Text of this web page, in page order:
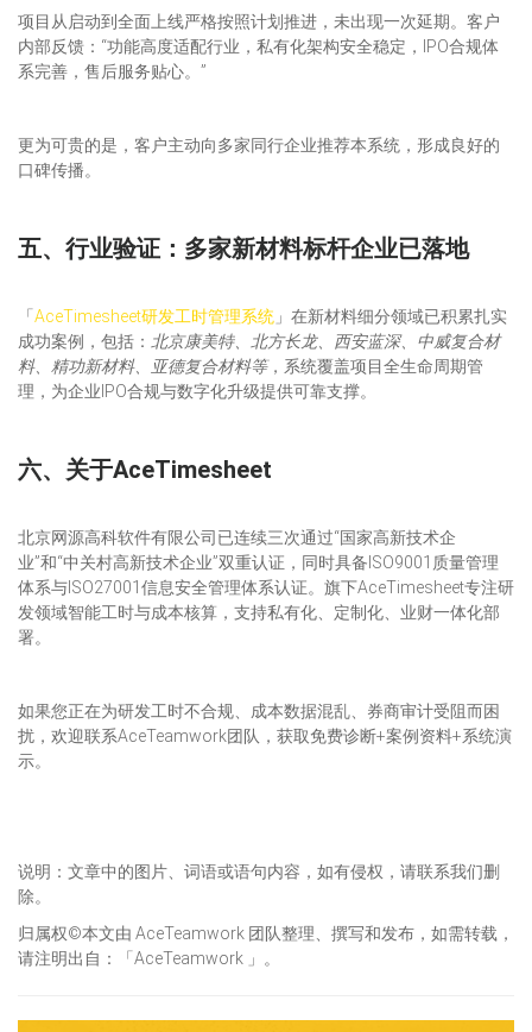
项目从启动到全面上线严格按照计划推进，未出现一次延期。客户
内部反馈：“功能高度适配行业，私有化架构安全稳定，IPO合规体
系完善，售后服务贴心。”
更为可贵的是，客户主动向多家同行企业推荐本系统，形成良好的
口碑传播。
五、行业验证：多家新材料标杆企业已落地
「AceTimesheet研发工时管理系统 」在新材料细分领域已积累扎实
成功案例，包括： 北京康美特、北方长龙、西安蓝深、中威复合材
料、精功新材料、亚德复合材料等，系统覆盖项目全生命周期管
理，为企业IPO合规与数字化升级提供可靠支撑。
六、关于AceTimesheet
北京网源高科软件有限公司已连续三次通过“国家高新技术企
业”和“中关村高新技术企业”双重认证，同时具备ISO9001质量管理
体系与ISO27001信息安全管理体系认证。旗下AceTimesheet专注研
发领域智能工时与成本核算，支持私有化、定制化、业财一体化部
署。
如果您正在为研发工时不合规、成本数据混乱、券商审计受阻而困
扰，欢迎联系AceTeamwork团队，获取免费诊断+案例资料+系统演
示。
说明：文章中的图片、词语或语句内容，如有侵权，请联系我们删
除。
归属权©本文由 AceTeamwork 团队整理、撰写和发布，如需转载，
请注明出自：「AceTeamwork 」。